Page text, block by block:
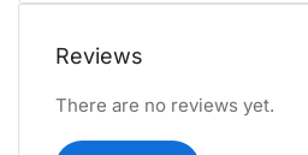
Reviews
There are no reviews yet.